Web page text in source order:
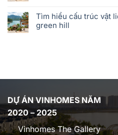
Tìm hiểu cấu trúc vật
green hill
DỰ ÁN VINHOMES NĂM
2020 – 2025
Vinhomes The Gallery